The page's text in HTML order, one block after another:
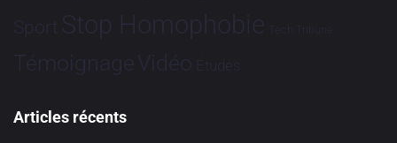
Sport Stop Homophobie Tech Tribune
TémoignageVidéo Études
Articles récents